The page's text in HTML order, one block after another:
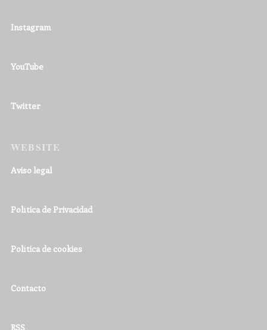
Instagram
YouTube
Twitter
WEBSITE
Aviso legal
Política de Privacidad
Política de cookies
Contacto
RSS